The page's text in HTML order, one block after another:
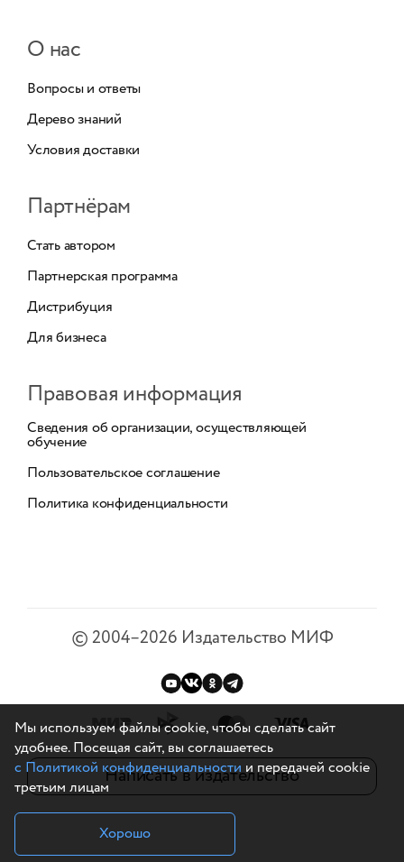
О нас
Вопросы и ответы
Дерево знаний
Условия доставки
Партнёрам
Стать автором
Партнерская программа
Дистрибуция
Для бизнеса
Правовая информация
Сведения об организации, осуществляющей
обучение
Пользовательское соглашение
Политика конфиденциальности
©2004–2026 Издательство МИФ
Написать в издательство
Мы используем файлы cookie, чтобы сделать сайт
удобнее. Посещая сайт, вы соглашаетесь
с Политикой конфиденциальностии передачей cookie
третьим лицам
Хорошо